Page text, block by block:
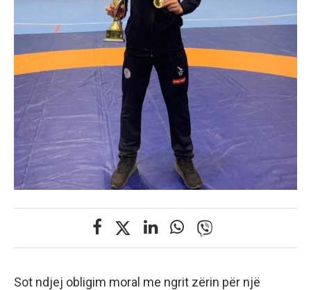
Sot ndjej obligim moral me ngrit zërin për një